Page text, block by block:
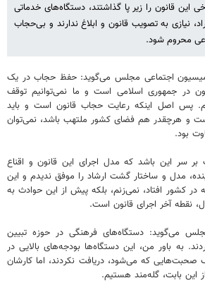
قانون را زیر پا گذاشتند، دستگاه‌های خدماتی
نیازی به تصویب قانون و ابلاغ ندارند و بی‌حجاب
محروم شود.
اجتماعی مجلس می‌گوید: حفظ حجاب در یک
در جمهوری اسلامی است و ما نمی‌توانیم توقف
پس اصل اینکه رعایت حجاب قانون است و باید
و هرچقدر هم فضای کشور ملتهب باشد، نمی‌توان
بود.
بر سر این باشد که مدل اجرای این قانون و اقناع
مدل و ساختار گشت ارشاد را موفق ندیدم و این
در کشور افتاد، نمی‌زنم، بلکه پیش از این حوادث به
نقطه آخر اجرای قانون است.
می‌گوید: دستگاه‌های فرهنگی در حوزه تبیین
به باور من، این دستگاه‌ها بودجه‌های بالایی در
که می‌شود، دریافت نکردند، اما کارشان
بابت، گله‌مند هستیم.